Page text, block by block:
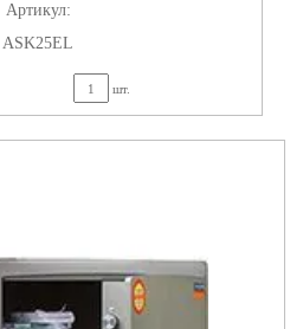
Артикул:
ASK25EL
шт.